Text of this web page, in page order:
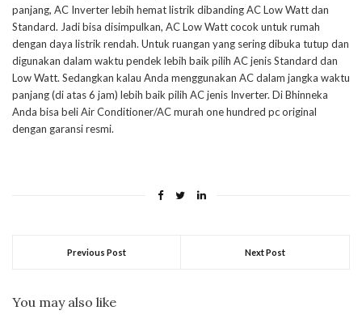
panjang, AC Inverter lebih hemat listrik dibanding AC Low Watt dan
Standard. Jadi bisa disimpulkan, AC Low Watt cocok untuk rumah
dengan daya listrik rendah. Untuk ruangan yang sering dibuka tutup dan
digunakan dalam waktu pendek lebih baik pilih AC jenis Standard dan
Low Watt. Sedangkan kalau Anda menggunakan AC dalam jangka waktu
panjang (di atas 6 jam) lebih baik pilih AC jenis Inverter. Di Bhinneka
Anda bisa beli Air Conditioner/AC murah one hundred pc original
dengan garansi resmi.
Previous Post Next Post
You may also like